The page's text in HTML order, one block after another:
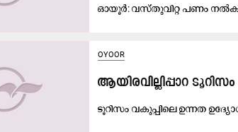
ഓ​യൂ​ർ: വ​സ്തു​വി​റ്റ പ​ണം ന​ൽ​കാ​ൻ
OYOOR
ആയിരവില്ലിപ്പാറ
ടൂ​റി​സം വ​കു​പ്പി​ലെ ഉ​ന്ന​ത